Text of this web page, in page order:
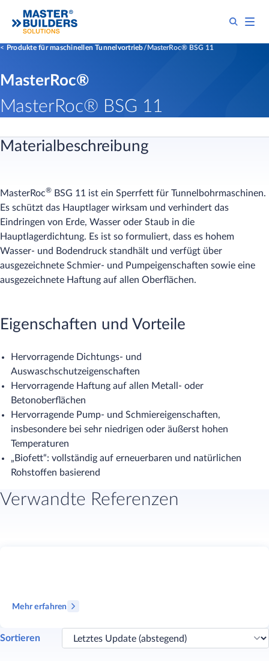
Produkte für maschinellen Tunnelvortrieb MasterRoc® BSG 11
MasterRoc®
MasterRoc® BSG 11
Materialbeschreibung
MasterRoc® BSG 11 ist ein Sperrfett für Tunnelbohrmaschinen.
Es schützt das Hauptlager wirksam und verhindert das
Eindringen von Erde, Wasser oder Staub in die
Hauptlagerdichtung. Es ist so formuliert, dass es hohem
Wasser- und Bodendruck standhält und verfügt über
ausgezeichnete Schmier- und Pumpeigenschaften sowie eine
ausgezeichnete Haftung auf allen Oberflächen.
Eigenschaften und Vorteile
Hervorragende Dichtungs- und
Auswaschschutzeigenschaften
Hervorragende Haftung auf allen Metall- oder
Betonoberflächen
Hervorragende Pump- und Schmiereigenschaften,
insbesondere bei sehr niedrigen oder äußerst hohen
Temperaturen
„Biofett“: vollständig auf erneuerbaren und natürlichen
Rohstoffen basierend
Verwandte Referenzen
Mehr erfahren
Sortieren